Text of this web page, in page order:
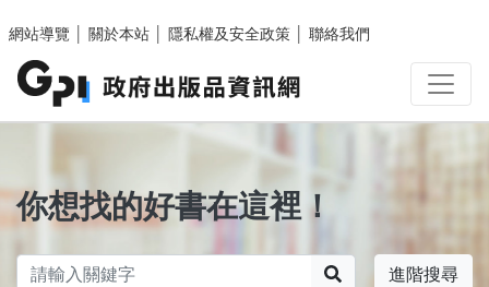
網站導覽
關於本站 隱私權及安全政策 聯絡我們
你想找的好書在這裡！
進階搜尋